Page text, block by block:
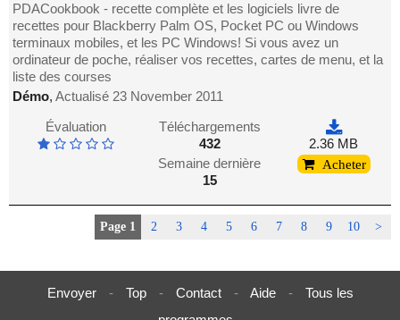
PDACookbook - recette complète et les logiciels livre de
recettes pour Blackberry Palm OS, Pocket PC ou Windows
terminaux mobiles, et les PC Windows! Si vous avez un
ordinateur de poche, réaliser vos recettes, cartes de menu, et la
liste des courses
Démo,Actualisé 23 November 2011
Évaluation
Téléchargements
432
Semaine dernière
15
2.36 MB
Acheter
Page 1 2 3 4 5 6 7 8 9 10 >
Envoyer - Top - Contact - Aide -
Tous les